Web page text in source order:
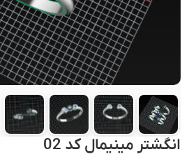
انگشتر مینیمال کد 02